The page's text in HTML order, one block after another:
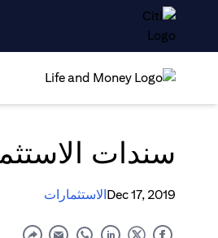
سندات
Dec 17, 2019الاستثمارات